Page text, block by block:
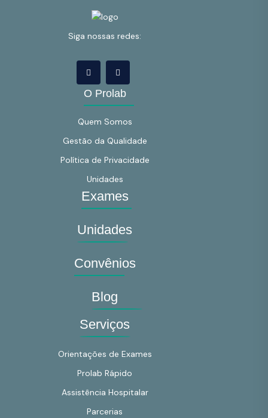
Siga nossas redes:
O Prolab
Quem Somos
Gestão da Qualidade
Política de Privacidade
Unidades
Exames
Unidades
Convênios
Blog
Serviços
Orientações de Exames
Prolab Rápido
Assistência Hospitalar
Parcerias